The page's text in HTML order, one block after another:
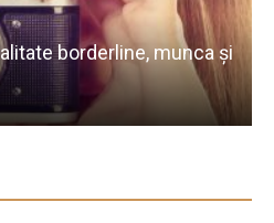
borderline, munca și